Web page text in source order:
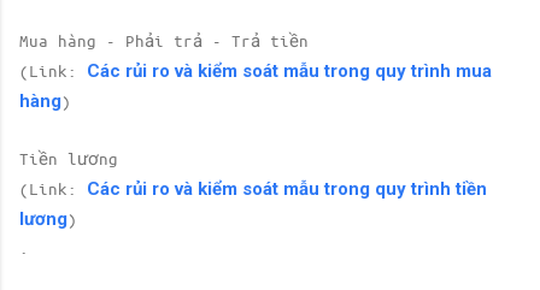
Mua hàng - Phải trả - Trả tiền
(Link: Các rủi ro và kiểm soát mẫu trong quy trình mua
hàng )
Tiền lương
(Link: Các rủi ro và kiểm soát mẫu trong quy trình tiền
lương )